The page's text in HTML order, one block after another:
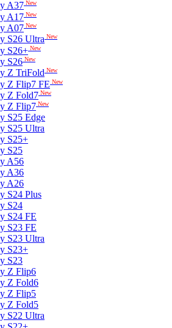
A37 New
A17 New
A07 New
S26 Ultra New
S26+ New
S26 New
Z TriFold New
Z Flip7 FE New
Z Fold7 New
Z Flip7 New
S25 Edge
S25 Ultra
S25+
S25
A56
A36
A26
S24 Plus
S24
S24 FE
S23 FE
S23 Ultra
S23+
S23
Z Flip6
Z Fold6
Z Flip5
Z Fold5
S22 Ultra